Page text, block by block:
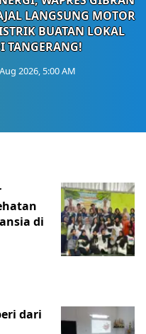
LANGSUNG MOTOR
BUATAN LOKAL
TANGERANG!
2026, 5:00 AM
di
dari